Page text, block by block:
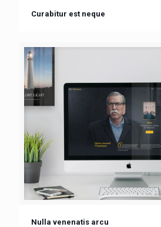
Curabitur est neque
Nulla venenatis arcu